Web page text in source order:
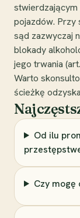
pojazdów. Przy
sąd zazwyczaj
blokady
jego trwania
Warto
ścieżkę
Od ilu
Czy